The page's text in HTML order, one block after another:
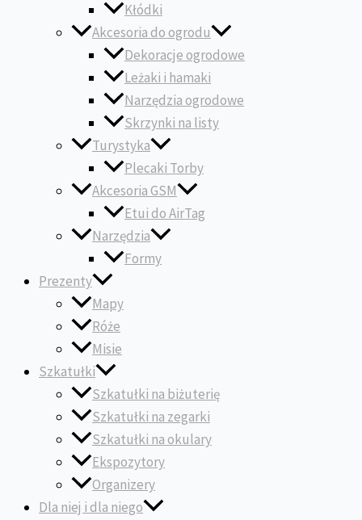
Kłódki
Akcesoria do ogrodu
Dekoracje ogrodowe
Leżaki i hamaki
Narzędzia ogrodowe
Skrzynki na listy
Turystyka
Plecaki Torby
Akcesoria GSM
Etui do AirTag
Narzędzia
Formy
Prezenty
Mapy
Róże
Misie
Szkatułki
Szkatułki na biżuterię
Szkatułki na zegarki
Szkatułki na okulary
Ekspozytory
Organizery
Dla niej i dla niego